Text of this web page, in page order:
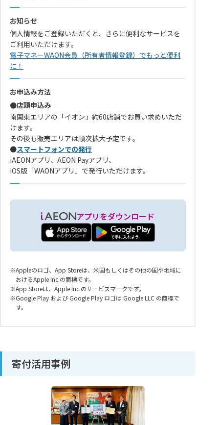
お知らせ
個人情報をご登録いただくと、さらに便利なサービスを
ご利用いただけます。
電子マネーWAON会員（所有者情報登録）でもっと便利
に！
お申込み方法
●店頭申込み
南関東エリアの「イオン」約60店舗でお買い求めいただ
けます。
その後も販売エリアは順次拡大予定です。
●スマートフォンでの発行
iAEONアプリ、AEON Payアプリ、
iOS版「WAONアプリ」で発行いただけます。
アプリをダウンロード
Appleのロゴ、App Storeは、米国もしくはその他の国や地域に
おけるApple Inc.の商標です。
App Storeは、Apple Inc.のサービスマークです。
Google Play および Google Play ロゴは Google LLC の商標で
す。
寄付活用事例